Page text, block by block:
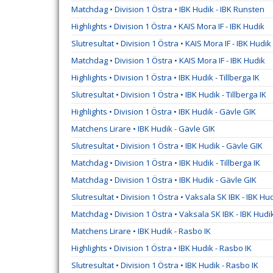
Matchdag • Division 1 Östra • IBK Hudik - IBK Runsten
Highlights • Division 1 Östra • KAIS Mora IF - IBK Hudik
Slutresultat • Division 1 Östra • KAIS Mora IF - IBK Hudik
Matchdag • Division 1 Östra • KAIS Mora IF - IBK Hudik
Highlights • Division 1 Östra • IBK Hudik - Tillberga IK
Slutresultat • Division 1 Östra • IBK Hudik - Tillberga IK
Highlights • Division 1 Östra • IBK Hudik - Gävle GIK
Matchens Lirare • IBK Hudik - Gävle GIK
Slutresultat • Division 1 Östra • IBK Hudik - Gävle GIK
Matchdag • Division 1 Östra • IBK Hudik - Tillberga IK
Matchdag • Division 1 Östra • IBK Hudik - Gävle GIK
Slutresultat • Division 1 Östra • Vaksala SK IBK - IBK
Matchdag • Division 1 Östra • Vaksala SK IBK - IBK
Matchens Lirare • IBK Hudik - Rasbo IK
Highlights • Division 1 Östra • IBK Hudik - Rasbo IK
Slutresultat • Division 1 Östra • IBK Hudik - Rasbo IK